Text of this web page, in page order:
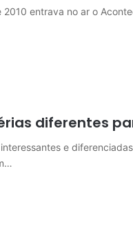
entrava no ar o
diferentes
e